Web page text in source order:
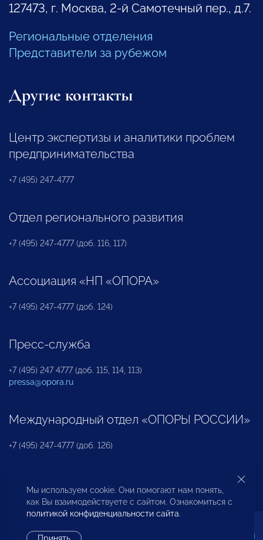
127473, г. Москва, 2-й Самотечный пер., д.7.
Региональные отделения
Представители за рубежом
Другие контакты
Центр экспертизы и аналитики проблем
предпринимательства
+7 (495) 247-4777
Отдел регионального развития
+7 (495) 247-4777 (доб. 116, 117)
Ассоциация «НП «ОПОРА»
+7 (495) 247-4777 (доб. 124)
Пресс-служба
+7 (495) 247 4777 (доб. 115, 114, 113)
pressa@opora.ru
Международный отдел «ОПОРЫ РОССИИ»
+7 (495) 247-4777 (доб. 126)
Бюро по защите прав предпринимателей и
инвесторов
Мы используем cookie. Они помогают нам понять,
как Вы взаимодействуете с сайтом. Ознакомиться с
политикой конфиденциальности сайта.
Принять